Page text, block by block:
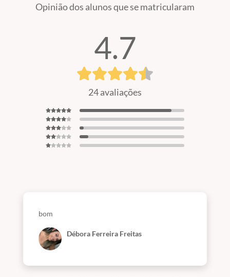
Opinião dos alunos que se matricularam
4.7
24 avaliações
bom
Débora Ferreira Freitas